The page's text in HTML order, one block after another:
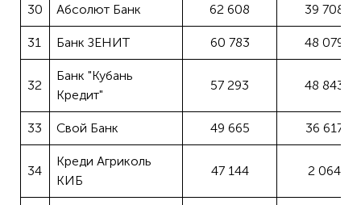
30 Абсолют Банк 62 608 39 708
31 Банк ЗЕНИТ 60 783 48 079
32
Банк "Кубань
Кредит"
57 293 48 843
33 Свой Банк 49 665 36 617
34
Креди Агриколь
КИБ
47 144 2 064